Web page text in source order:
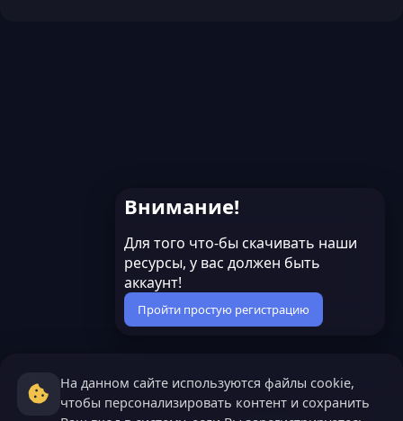
Внимание!
Для того что-бы скачивать наши
ресурсы, у вас должен быть
аккаунт!
Пройти простую регистрацию
На данном сайте используются файлы cookie,
чтобы персонализировать контент и сохранить